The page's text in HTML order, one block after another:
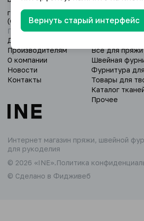
Интернет магазин пряжи, швейной
для рукоделия
© 2026 «INE».Политика
© Сделано в Фидживеб
Доставка и оплата
Производителям
О компании
Новости
Контакты
Всё для пряжи
Швейная
Фурнитура
Товары для
Каталог
Прочее
г. Уфа, Дёмский р-н, ул. Глазовская
(оптовый склад).
Пн - Вс: 9:00 - 18:00.
Вернуть старый интерфейс